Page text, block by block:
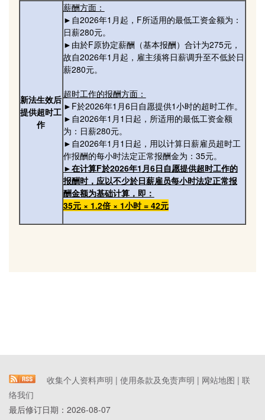
新法生效后
提供超时工
作
薪酬方面：
►自2026年1月起，F所适用的最低工资金额为：
日薪280元。
►由於F原协定薪酬（基本报酬）合计为275元，
故自2026年1月起，雇主须将日薪调升至不低於日
薪280元。
超时工作的报酬方面：
►F於2026年1月6日自愿提供1小时的超时工作。
►自2026年1月1日起，所适用的最低工资金额
为：日薪280元。
►自2026年1月1日起，用以计算日薪雇员超时工
作报酬的每小时法定正常报酬金为：35元。
►在计算F於2026年1月6日自愿提供超时工作的
报酬时，应以不少於日薪雇员每小时法定正常报
酬金额为基础计算，即：
35元 × 1.2倍 × 1小时 = 42元
收集个人资料声明 | 使用条款及免责声明 | 网站地图 | 联
络我们
最后修订日期： 2026-08-07